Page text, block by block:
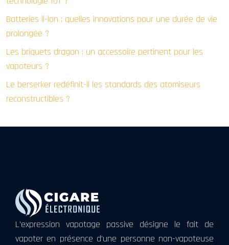
Batteries li-ion : quelles innovations pour une durée de vie
prolongée ?
Les briquets dragon : un accessoire pertinent pour les
vapoteurs ?
Le berserker redéfinit-il les standards des atomiseurs
reconstructibles ?
L’expression vapotage passive désigne le fait de
vapoter en présence d’une personne non-vapoteuse